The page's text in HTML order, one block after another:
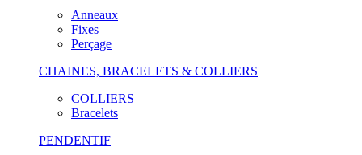
Anneaux
Fixes
Perçage
CHAINES, BRACELETS & COLLIERS
COLLIERS
Bracelets
PENDENTIF